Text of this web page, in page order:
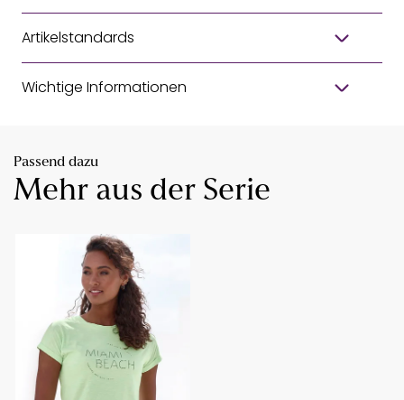
Artikelstandards
Wichtige Informationen
Passend dazu
Mehr aus der Serie